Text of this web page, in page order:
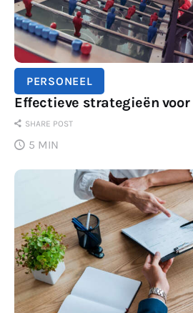
PERSONEEL
Effectieve strategieën
SHARE POST
5 MIN